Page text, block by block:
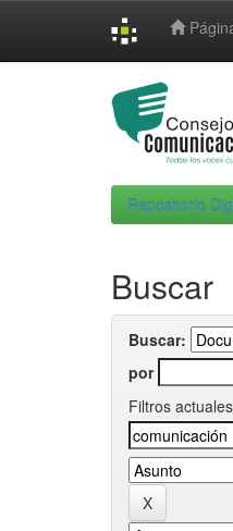
Repositorio
Buscar
Buscar:
por
Filtros